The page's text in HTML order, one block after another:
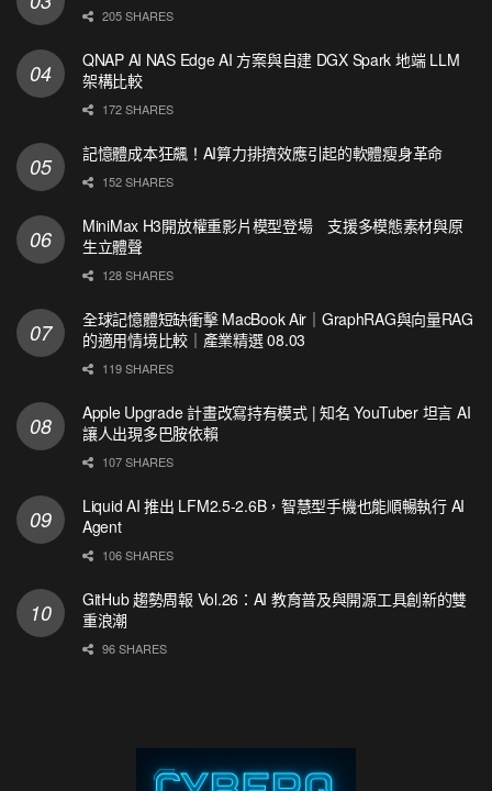
205 SHARES
QNAP AI NAS Edge AI 方案與自建 DGX Spark 地端 LLM
架構比較
172 SHARES
記憶體成本狂飆！AI算力排擠效應引起的軟體瘦身革命
152 SHARES
MiniMax H3開放權重影片模型登場 支援多模態素材與原
生立體聲
128 SHARES
全球記憶體短缺衝擊 MacBook Air｜GraphRAG與向量RAG
的適用情境比較｜產業精選 08.03
119 SHARES
Apple Upgrade 計畫改寫持有模式 | 知名 YouTuber 坦言 AI
讓人出現多巴胺依賴
107 SHARES
Liquid AI 推出 LFM2.5-2.6B，智慧型手機也能順暢執行 AI
Agent
106 SHARES
GitHub 趨勢周報 Vol.26：AI 教育普及與開源工具創新的雙
重浪潮
96 SHARES